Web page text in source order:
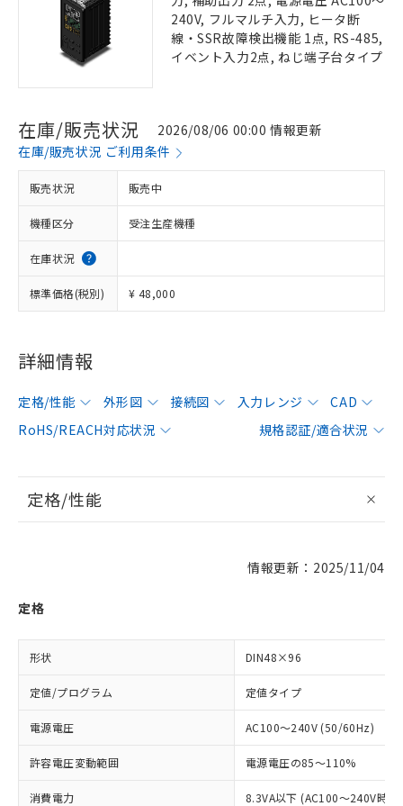
240V, フルマルチ入力, ヒータ断
線・SSR故障検出機能 1点, RS-485,
イベント入力2点, ねじ端子台タイプ
在庫/販売状況
2026/08/06 00:00 情報更新
在庫/販売状況 ご利用条件
販売状況 販売中
機種区分 受注生産機種
在庫状況
標準価格(税別) ¥ 48,000
詳細情報
定格/性能 外形図 接続図 入力レンジ
CAD
RoHS/REACH対応状況
規格認証/適合状況
定格/性能
情報更新：2025/11/04
定格
形状 DIN48×96
定値/プログラム 定値タイプ
電源電圧 AC100～240V (50/60Hz)
許容電圧変動範囲 電源電圧の85～110%
消費電力 8.3VA以下 (AC100～240V時)